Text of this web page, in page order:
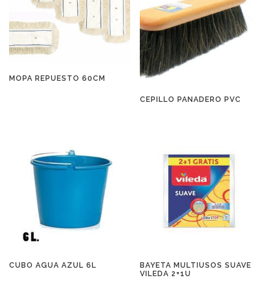
MOPA REPUESTO 60CM
CEPILLO PANADERO PVC
CUBO AGUA AZUL 6L
BAYETA MULTIUSOS SUAVE
VILEDA 2+1U